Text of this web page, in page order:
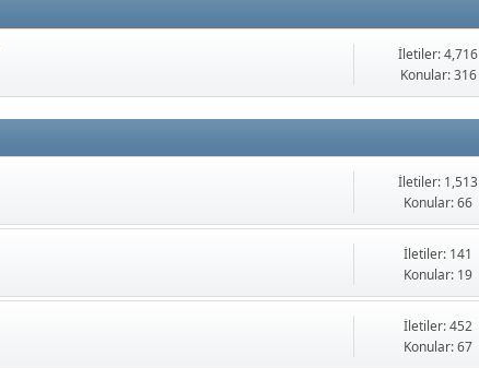
İletiler: 4,716
Konular: 316
İletiler: 1,513
Konular: 66
İletiler: 141
Konular: 19
İletiler: 452
Konular: 67